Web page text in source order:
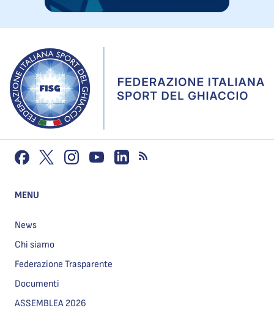
MENU
News
Chi siamo
Federazione Trasparente
Documenti
ASSEMBLEA 2026